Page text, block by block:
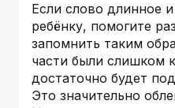
Если слово длинное
ребёнку, помогите
запомнить таким
части были слишком
достаточно будет
Это значительно